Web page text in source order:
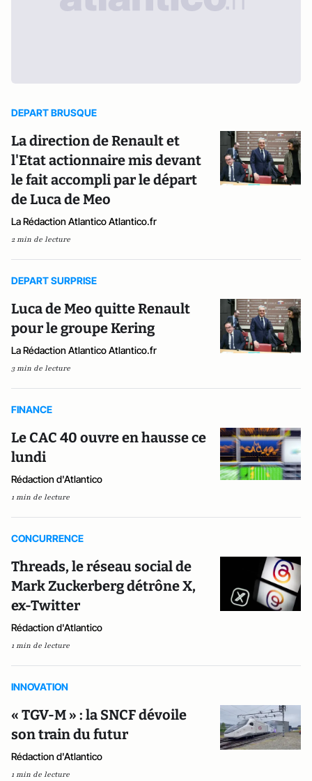
DEPART BRUSQUE
La direction de Renault et
l'Etat actionnaire mis devant
le fait accompli par le départ
de Luca de Meo
La Rédaction Atlantico Atlantico.fr
2 min de lecture
DEPART SURPRISE
Luca de Meo quitte Renault
pour le groupe Kering
La Rédaction Atlantico Atlantico.fr
3 min de lecture
FINANCE
Le CAC 40 ouvre en hausse ce
lundi
Rédaction d'Atlantico
1 min de lecture
CONCURRENCE
Threads, le réseau social de
Mark Zuckerberg détrône X,
ex-Twitter
Rédaction d'Atlantico
1 min de lecture
INNOVATION
« TGV-M » : la SNCF dévoile
son train du futur
Rédaction d'Atlantico
1 min de lecture